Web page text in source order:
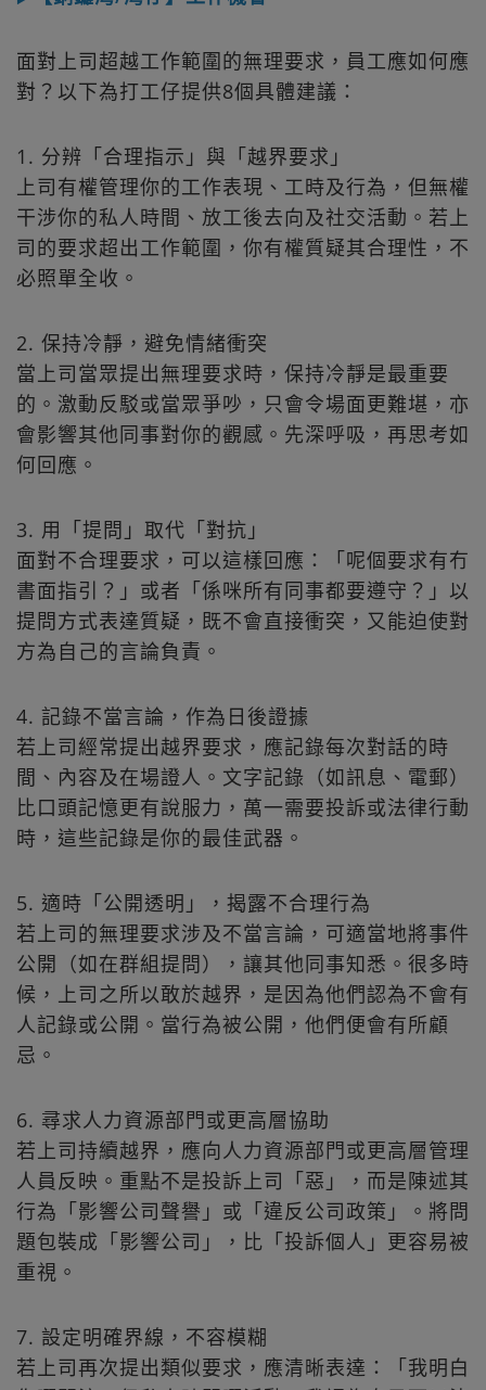
面對上司超越工作範圍的無理要求，員工應如何應
對？以下為打工仔提供8個具體建議：
1. 分辨「合理指示」與「越界要求」
上司有權管理你的工作表現、工時及行為，但無權
干涉你的私人時間、放工後去向及社交活動。若上
司的要求超出工作範圍，你有權質疑其合理性，不
必照單全收。
2. 保持冷靜，避免情緒衝突
當上司當眾提出無理要求時，保持冷靜是最重要
的。激動反駁或當眾爭吵，只會令場面更難堪，亦
會影響其他同事對你的觀感。先深呼吸，再思考如
何回應。
3. 用「提問」取代「對抗」
面對不合理要求，可以這樣回應：「呢個要求有冇
書面指引？」或者「係咪所有同事都要遵守？」以
提問方式表達質疑，既不會直接衝突，又能迫使對
方為自己的言論負責。
4. 記錄不當言論，作為日後證據
若上司經常提出越界要求，應記錄每次對話的時
間、內容及在場證人。文字記錄（如訊息、電郵）
比口頭記憶更有說服力，萬一需要投訴或法律行動
時，這些記錄是你的最佳武器。
5. 適時「公開透明」，揭露不合理行為
若上司的無理要求涉及不當言論，可適當地將事件
公開（如在群組提問），讓其他同事知悉。很多時
候，上司之所以敢於越界，是因為他們認為不會有
人記錄或公開。當行為被公開，他們便會有所顧
忌。
6. 尋求人力資源部門或更高層協助
若上司持續越界，應向人力資源部門或更高層管理
人員反映。重點不是投訴上司「惡」，而是陳述其
行為「影響公司聲譽」或「違反公司政策」。將問
題包裝成「影響公司」，比「投訴個人」更容易被
重視。
7. 設定明確界線，不容模糊
若上司再次提出類似要求，應清晰表達：「我明白